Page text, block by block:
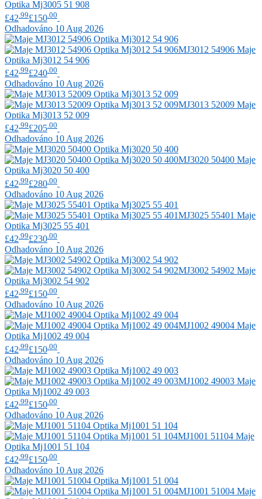
Optika Mj3005 51 908
£42 .99£150 .00
Odhadováno 10 Aug 2026
MJ3012 54906 Maje
Optika Mj3012 54 906
£42 .99£240 .00
Odhadováno 10 Aug 2026
MJ3013 52009 Maje
Optika Mj3013 52 009
£42.99£205.00
Odhadováno 10 Aug 2026
MJ3020 50400 Maje
Optika Mj3020 50 400
£42 .99£280 .00
Odhadováno 10 Aug 2026
MJ3025 55401 Maje
Optika Mj3025 55 401
£42 .99£230 .00
Odhadováno 10 Aug 2026
MJ3002 54902 Maje
Optika Mj3002 54 902
£42.99£150.00
Odhadováno 10 Aug 2026
MJ1002 49004 Maje
Optika Mj1002 49 004
£42 .99£150 .00
Odhadováno 10 Aug 2026
MJ1002 49003 Maje
Optika Mj1002 49 003
£42 .99£150 .00
Odhadováno 10 Aug 2026
MJ1001 51104 Maje
Optika Mj1001 51 104
£42.99£150.00
Odhadováno 10 Aug 2026
MJ1001 51004 Maje